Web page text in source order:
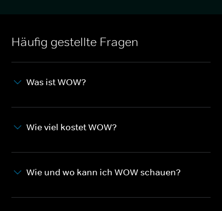
Häufig gestellte Fragen
Was ist WOW?
Wie viel kostet WOW?
Wie und wo kann ich WOW schauen?